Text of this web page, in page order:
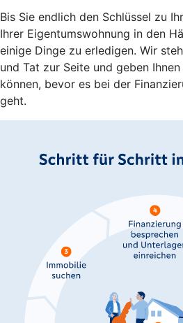
Bis Sie endlich den Schlüssel zu
Ihrer Eigentumswohnung in den
einige Dinge zu erledigen. Wir
und Tat zur Seite und geben
können, bevor es bei der
geht.